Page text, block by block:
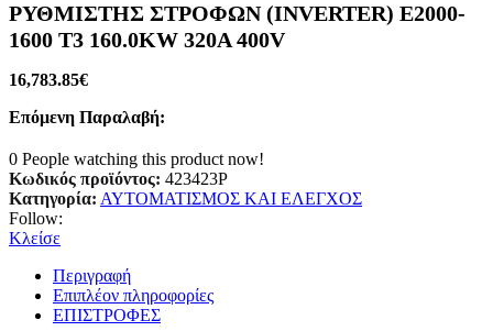
ΡΥΘΜΙΣΤΗΣ ΣΤΡΟΦΩΝ (INVERTER) E2000-
1600 T3 160.0KW 320A 400V
16,783.85€
Επόμενη Παραλαβή:
0 People watching this product now!
Κωδικός προϊόντος: 423423P
Κατηγορία: ΑΥΤΟΜΑΤΙΣΜΟΣ ΚΑΙ ΕΛΕΓΧΟΣ
Follow:
Κλείσε
Περιγραφή
Επιπλέον πληροφορίες
ΕΠΙΣΤΡΟΦΕΣ